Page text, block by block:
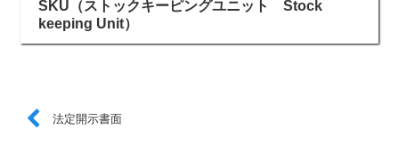
SKU（ストックキーピングユニット Stock
keeping Unit）
法定開示書面